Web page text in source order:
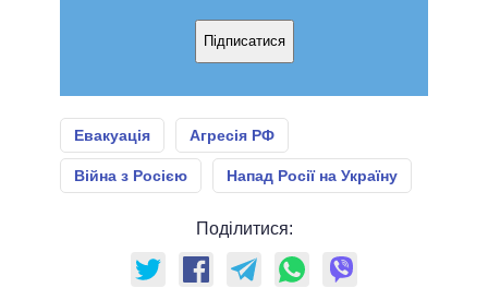
Підписатися
Евакуація Агресія РФ
Війна з Росією Напад Росії на Україну
Поділитися: